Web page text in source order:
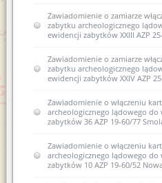
Zawiadomienie o zamiarze
zabytku archeologicznego
ewidencji zabytków XXIII AZP
Zawiadomienie o zamiarze
zabytku archeologicznego
ewidencji zabytków XXIV AZP
Zawiadomienie o włączeniu
archeologicznego lądowego
zabytków 36 AZP 19-60/77
Zawiadomienie o włączeniu
archeologicznego lądowego
zabytków 10 AZP 19-60/52